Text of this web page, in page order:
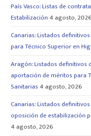
País Vasco: Listas de
Estabilización 4 agosto, 2026
Canarias: Listados
para Técnico Superior en
Aragón: Listados definitivos
aportación de méritos para
Sanitarias 4 agosto, 2026
Canarias: Listados
oposición de estabilización
4 agosto, 2026